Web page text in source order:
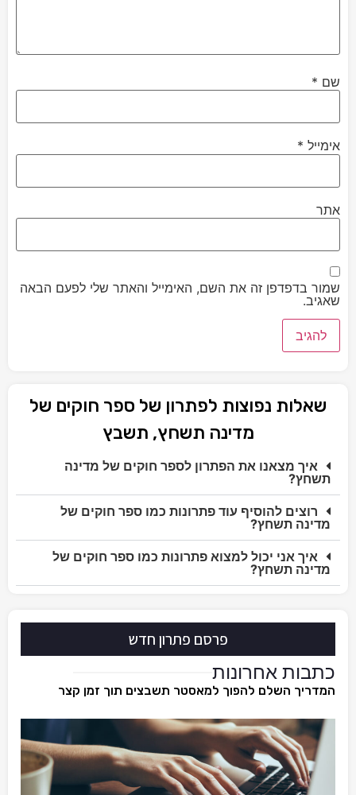
שם *
אימייל *
אתר
שמור בדפדפן זה את השם, האימייל והאתר שלי לפעם הבאה
שאגיב.
שאלות נפוצות לפתרון של ספר חוקים של
מדינה תשחץ, תשבץ
איך מצאנו את הפתרון לספר חוקים של מדינה
תשחץ?
רוצים להוסיף עוד פתרונות כמו ספר חוקים של
מדינה תשחץ?
איך אני יכול למצוא פתרונות כמו ספר חוקים של
מדינה תשחץ?
פרסם פתרון חדש
כתבות אחרונות
המדריך השלם להפוך למאסטר תשבצים תוך זמן קצר